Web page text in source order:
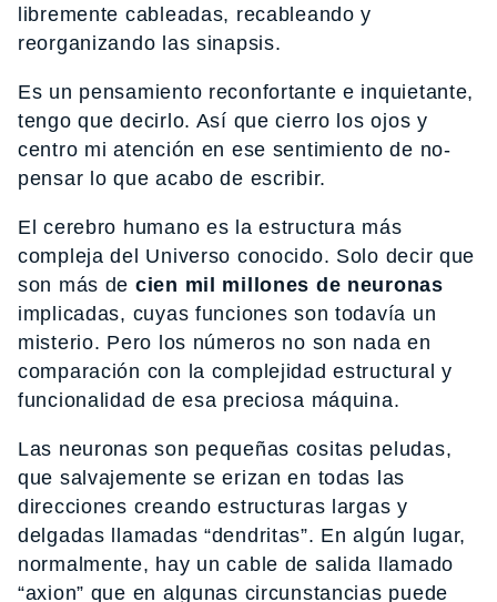
libremente cableadas, recableando y
reorganizando las sinapsis.
Es un pensamiento reconfortante e inquietante,
tengo que decirlo. Así que cierro los ojos y
centro mi atención en ese sentimiento de no-
pensar lo que acabo de escribir.
El cerebro humano es la estructura más
compleja del Universo conocido. Solo decir que
son más de cien mil millones de neuronas
implicadas, cuyas funciones son todavía un
misterio. Pero los números no son nada en
comparación con la complejidad estructural y
funcionalidad de esa preciosa máquina.
Las neuronas son pequeñas cositas peludas,
que salvajemente se erizan en todas las
direcciones creando estructuras largas y
delgadas llamadas “dendritas”. En algún lugar,
normalmente, hay un cable de salida llamado
“axion” que en algunas circunstancias puede